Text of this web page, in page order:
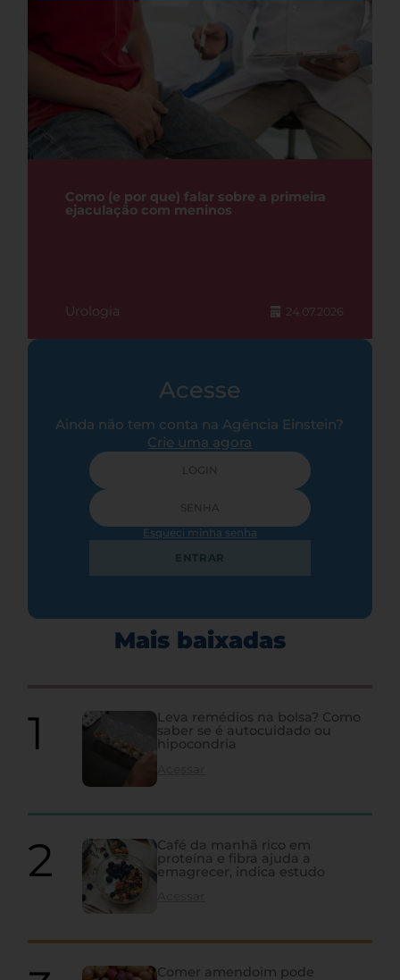
Como (e por que) falar sobre a primeira
ejaculação com meninos
Urologia 24.07.2026
Acesse
Ainda não tem conta na Agência Einstein?
Crie uma agora
Esqueci minha senha
ENTRAR
Mais baixadas
Leva remédios na bolsa? Como
saber se é autocuidado ou
hipocondria
Café da manhã rico em
proteína e fibra ajuda a
emagrecer, indica estudo
Comer amendoim pode